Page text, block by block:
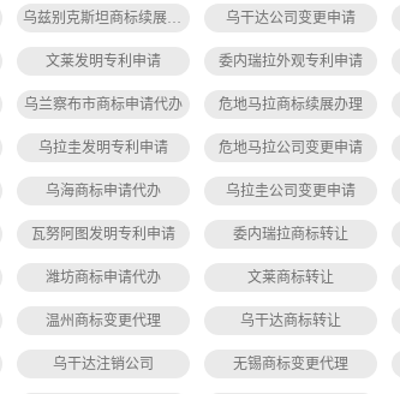
乌兹别克斯坦商标续展办理 乌干达公司变更申请
文莱发明专利申请 委内瑞拉外观专利申请
乌兰察布市商标申请代办 危地马拉商标续展办理
乌拉圭发明专利申请 危地马拉公司变更申请
乌海商标申请代办 乌拉圭公司变更申请
瓦努阿图发明专利申请 委内瑞拉商标转让
潍坊商标申请代办 文莱商标转让
温州商标变更代理 乌干达商标转让
乌干达注销公司 无锡商标变更代理